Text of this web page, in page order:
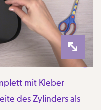
mit Kleber
des Zylinders als